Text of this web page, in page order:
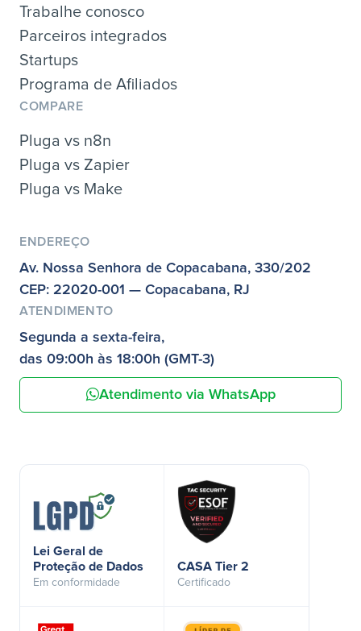
Trabalhe conosco
Parceiros integrados
Startups
Programa de Afiliados
COMPARE
Pluga vs n8n
Pluga vs Zapier
Pluga vs Make
ENDEREÇO
Av. Nossa Senhora de Copacabana, 330/202
CEP: 22020-001 — Copacabana, RJ
ATENDIMENTO
Segunda a sexta-feira,
das 09:00h às 18:00h (GMT-3)
Atendimento via WhatsApp
Lei Geral de
Proteção de Dados
Em conformidade
CASA Tier 2
Certificado